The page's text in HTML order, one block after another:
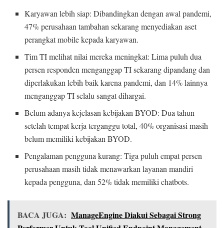
Karyawan lebih siap: Dibandingkan dengan awal pandemi,
47% perusahaan tambahan sekarang menyediakan aset
perangkat mobile kepada karyawan.
Tim TI melihat nilai mereka meningkat: Lima puluh dua
persen responden menganggap TI sekarang dipandang dan
diperlakukan lebih baik karena pandemi, dan 14% lainnya
menganggap TI selalu sangat dihargai.
Belum adanya kejelasan kebijakan BYOD: Dua tahun
setelah tempat kerja terganggu total, 40% organisasi masih
belum memiliki kebijakan BYOD.
Pengalaman pengguna kurang: Tiga puluh empat persen
perusahaan masih tidak menawarkan layanan mandiri
kepada pengguna, dan 52% tidak memiliki chatbots.
BACA JUGA: ManageEngine Diakui Sebagai Strong